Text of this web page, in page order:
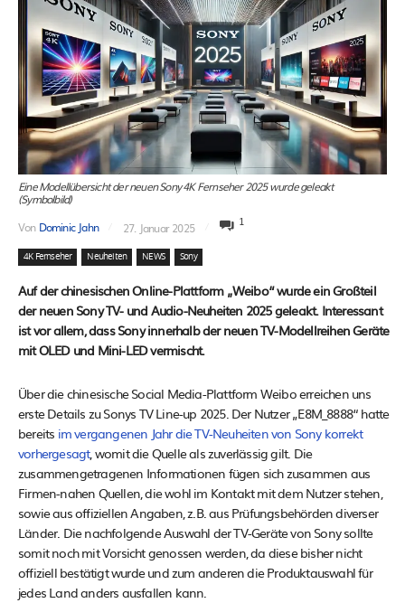
Eine Modellübersicht der neuen Sony 4K Fernseher 2025 wurde geleakt
(Symbolbild)
Von Dominic Jahn 27. Januar 2025 1
4K Fernseher Neuheiten NEWS Sony
Auf der chinesischen Online-Plattform „Weibo“ wurde ein Großteil
der neuen Sony TV- und Audio-Neuheiten 2025 geleakt. Interessant
ist vor allem, dass Sony innerhalb der neuen TV-Modellreihen Geräte
mit OLED und Mini-LED vermischt.
Über die chinesische Social Media-Plattform Weibo erreichen uns
erste Details zu Sonys TV Line-up 2025. Der Nutzer „E8M_8888“ hatte
bereits im vergangenen Jahr die TV-Neuheiten von Sony korrekt
vorhergesagt, womit die Quelle als zuverlässig gilt. Die
zusammengetragenen Informationen fügen sich zusammen aus
Firmen-nahen Quellen, die wohl im Kontakt mit dem Nutzer stehen,
sowie aus offiziellen Angaben, z.B. aus Prüfungsbehörden diverser
Länder. Die nachfolgende Auswahl der TV-Geräte von Sony sollte
somit noch mit Vorsicht genossen werden, da diese bisher nicht
offiziell bestätigt wurde und zum anderen die Produktauswahl für
jedes Land anders ausfallen kann.